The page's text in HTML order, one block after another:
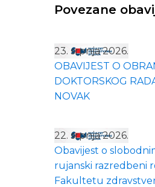
Povezane
23. srpnja 2026.
OBAVIJEST O
DOKTORSKOG
NOVAK
22. srpnja 2026.
Obavijest o
rujanski razredbeni
Fakultetu